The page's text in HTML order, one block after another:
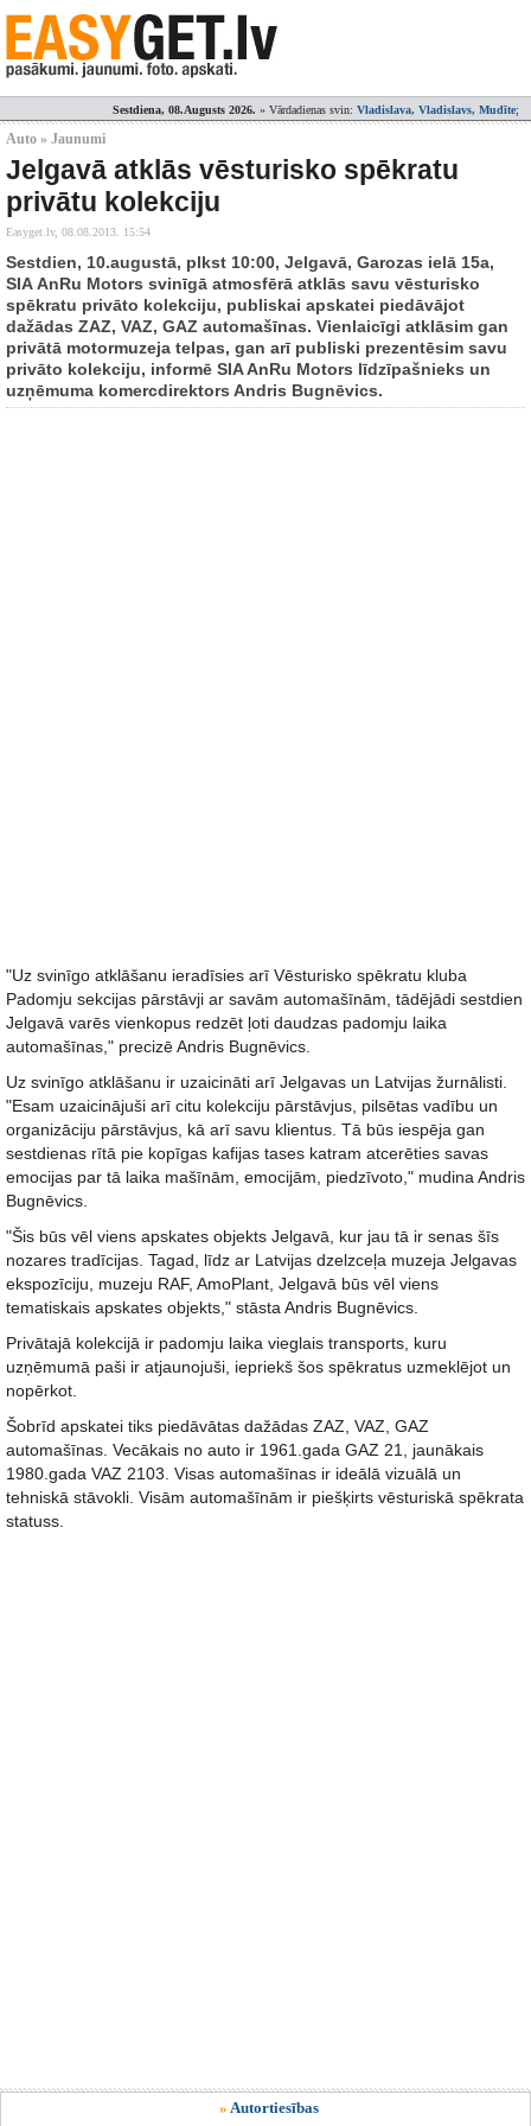
Sestdiena, 08.Augusts 2026. » Vārdadienas svin: Vladislava, Vladislavs, Mudīte;
Auto » Jaunumi
Jelgavā atklās vēsturisko spēkratu
privātu kolekciju
Easyget.lv, 08.08.2013. 15:54
Sestdien, 10.augustā, plkst 10:00, Jelgavā, Garozas ielā 15a,
SIA AnRu Motors svinīgā atmosfērā atklās savu vēsturisko
spēkratu privāto kolekciju, publiskai apskatei piedāvājot
dažādas ZAZ, VAZ, GAZ automašīnas. Vienlaicīgi atklāsim gan
privātā motormuzeja telpas, gan arī publiski prezentēsim savu
privāto kolekciju, informē SIA AnRu Motors līdzīpašnieks un
uzņēmuma komercdirektors Andris Bugnēvics.
"Uz svinīgo atklāšanu ieradīsies arī Vēsturisko spēkratu kluba
Padomju sekcijas pārstāvji ar savām automašīnām, tādējādi sestdien
Jelgavā varēs vienkopus redzēt ļoti daudzas padomju laika
automašīnas," precizē Andris Bugnēvics.
Uz svinīgo atklāšanu ir uzaicināti arī Jelgavas un Latvijas žurnālisti.
"Esam uzaicinājuši arī citu kolekciju pārstāvjus, pilsētas vadību un
organizāciju pārstāvjus, kā arī savu klientus. Tā būs iespēja gan
sestdienas rītā pie kopīgas kafijas tases katram atcerēties savas
emocijas par tā laika mašīnām, emocijām, piedzīvoto," mudina Andris
Bugnēvics.
"Šis būs vēl viens apskates objekts Jelgavā, kur jau tā ir senas šīs
nozares tradīcijas. Tagad, līdz ar Latvijas dzelzceļa muzeja Jelgavas
ekspozīciju, muzeju RAF, AmoPlant, Jelgavā būs vēl viens
tematiskais apskates objekts," stāsta Andris Bugnēvics.
Privātajā kolekcijā ir padomju laika vieglais transports, kuru
uzņēmumā paši ir atjaunojuši, iepriekš šos spēkratus uzmeklējot un
nopērkot.
Šobrīd apskatei tiks piedāvātas dažādas ZAZ, VAZ, GAZ
automašīnas. Vecākais no auto ir 1961.gada GAZ 21, jaunākais
1980.gada VAZ 2103. Visas automašīnas ir ideālā vizuālā un
tehniskā stāvokli. Visām automašīnām ir piešķirts vēsturiskā spēkrata
statuss.
» Autortiesības